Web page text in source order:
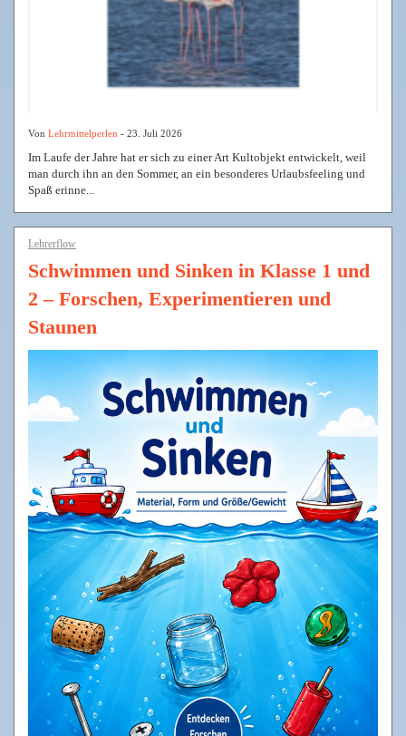
Von Lehrmittelperlen - 23. Juli 2026
Im Laufe der Jahre hat er sich zu einer Art Kultobjekt entwickelt, weil
man durch ihn an den Sommer, an ein besonderes Urlaubsfeeling und
Spaß erinne...
Lehrerflow
Schwimmen und Sinken in Klasse 1 und
2 – Forschen, Experimentieren und
Staunen